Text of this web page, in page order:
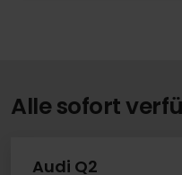
Alle sofort
Audi Q2